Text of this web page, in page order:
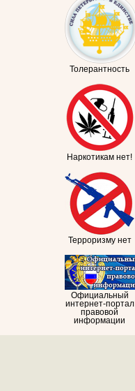
Толерантность
Наркотикам нет!
Терроризму нет
Официальный
интернет-портал
правовой
информации